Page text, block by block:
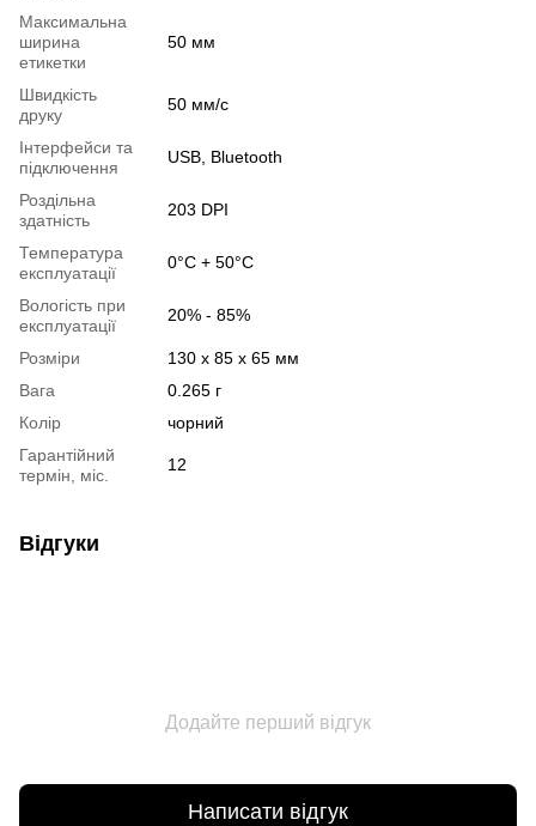
Максимальна
ширина
етикетки
50 мм
Швидкість
друку
50 мм/с
Інтерфейси та
підключення
USB, Bluetooth
Роздільна
здатність
203 DPI
Температура
експлуатації
0°С + 50°С
Вологість при
експлуатації
20% - 85%
Розміри
130 х 85 x 65 мм
Вага
0.265 г
Колір
чорний
Гарантійний
термін, міс.
12
Відгуки
Додайте перший відгук
Написати відгук